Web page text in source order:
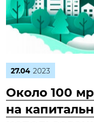
27.04 2023
Около 100
на